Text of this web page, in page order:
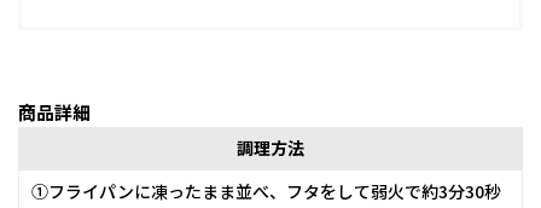
商品詳細
調理方法
①フライパンに凍ったまま並べ、フタをして弱火で約3分30秒